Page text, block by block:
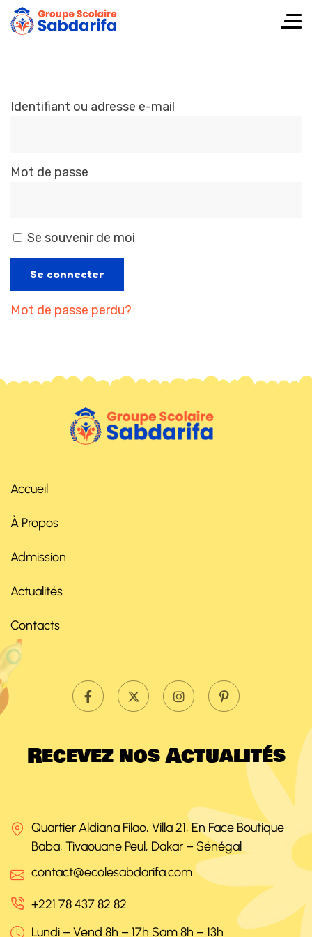
Identifiant ou adresse e-mail
Mot de passe
Se souvenir de moi
Mot de passe perdu?
Accueil
À Propos
Admission
Actualités
Contacts
Recevez nosActualités
Quartier Aldiana Filao, Villa 21, En Face Boutique
Baba, Tivaouane Peul, Dakar – Sénégal
contact@ecolesabdarifa.com
+221 78 437 82 82
Lundi – Vend 8h – 17h Sam 8h – 13h